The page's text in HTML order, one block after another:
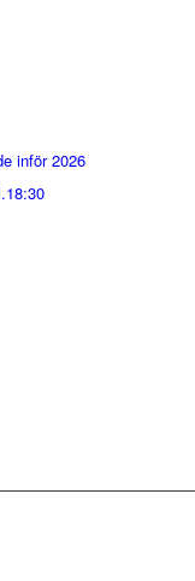
inför 2026